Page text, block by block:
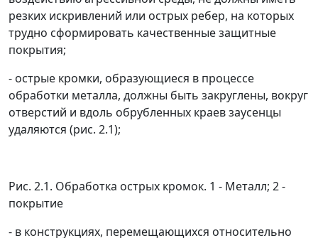
резких искривлений или острых ребер, на которых
трудно сформировать качественные защитные
покрытия;
- острые кромки, образующиеся в процессе
обработки металла, должны быть закруглены, вокруг
отверстий и вдоль обрубленных краев заусенцы
удаляются (рис. 2.1);
Рис. 2.1. Обработка острых кромок. 1 - Металл; 2 -
покрытие
- в конструкциях, перемещающихся относительно